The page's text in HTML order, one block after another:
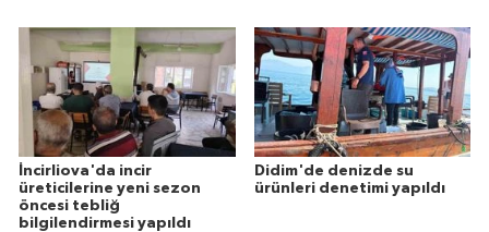
İncirliova'da incir
üreticilerine yeni sezon
öncesi tebliğ
bilgilendirmesi yapıldı
Didim'de denizde su
ürünleri denetimi yapıldı